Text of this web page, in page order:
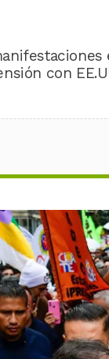
con